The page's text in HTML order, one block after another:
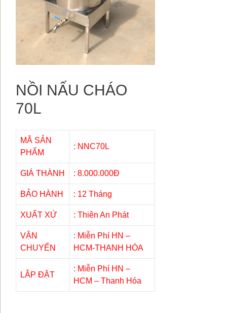
NỒI NẤU CHÁO
70L
MÃ SẢN
PHẨM
: NNC70L
GIÁ THÀNH : 8.000.000Đ
BẢO HÀNH : 12 Tháng
XUẤT XỨ : Thiên An Phát
VẬN
CHUYỂN
: Miễn Phí HN –
HCM-THANH HÓA
LẮP ĐẶT
: Miễn Phí HN –
HCM – Thanh Hóa